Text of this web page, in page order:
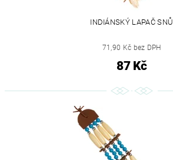
INDIÁNSKÝ LAPAČ SNŮ
71,90 Kč bez DPH
87 Kč